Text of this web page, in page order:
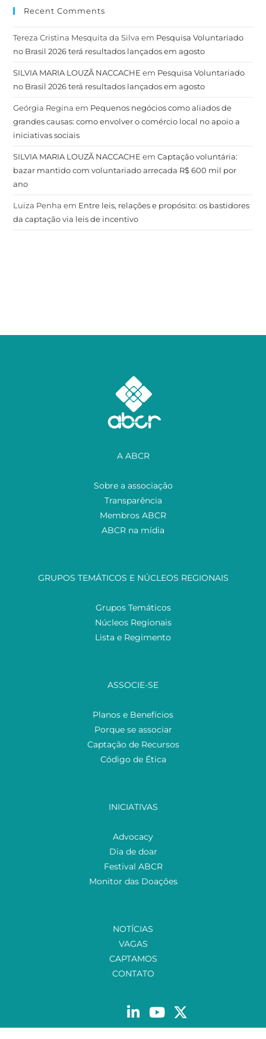
Recent Comments
Tereza Cristina Mesquita da Silva em Pesquisa Voluntariado
no Brasil 2026 terá resultados lançados em agosto
SILVIA MARIA LOUZÃ NACCACHE em Pesquisa Voluntariado
no Brasil 2026 terá resultados lançados em agosto
Geórgia Regina em Pequenos negócios como aliados de
grandes causas: como envolver o comércio local no apoio a
iniciativas sociais
SILVIA MARIA LOUZÃ NACCACHE emCaptação voluntária:
bazar mantido com voluntariado arrecada R$ 600 mil por
ano
Luiza Penha em Entre leis, relações e propósito: os bastidores
da captação via leis de incentivo
A ABCR
Sobre a associação
Transparência
Membros ABCR
ABCR na mídia
GRUPOS TEMÁTICOS E NÚCLEOS REGIONAIS
Grupos Temáticos
Núcleos Regionais
Lista e Regimento
ASSOCIE-SE
Planos e Benefícios
Porque se associar
Captação de Recursos
Código de Ética
INICIATIVAS
Advocacy
Dia de doar
Festival ABCR
Monitor das Doações
NOTÍCIAS
VAGAS
CAPTAMOS
CONTATO